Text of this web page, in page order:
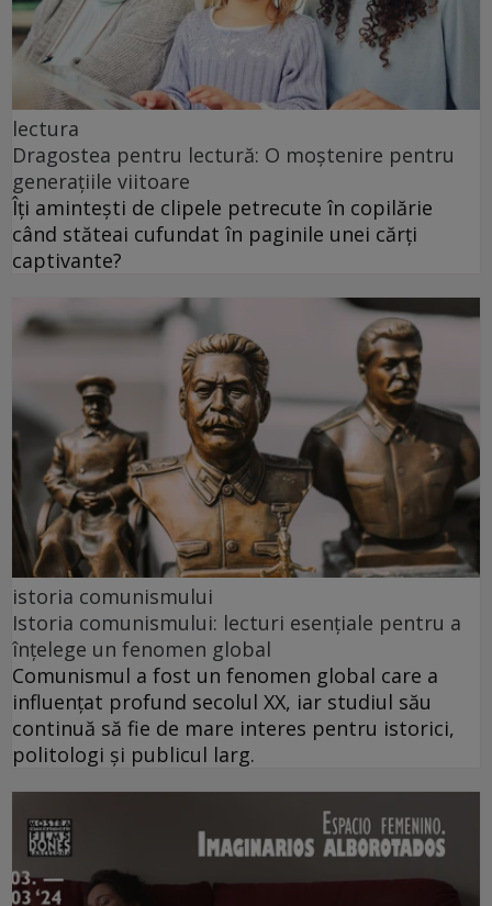
lectura
Dragostea pentru lectură: O moștenire pentru
generațiile viitoare
Îți amintești de clipele petrecute în copilărie
când stăteai cufundat în paginile unei cărți
captivante?
istoria comunismului
Istoria comunismului: lecturi esențiale pentru a
înțelege un fenomen global
Comunismul a fost un fenomen global care a
influențat profund secolul XX, iar studiul său
continuă să fie de mare interes pentru istorici,
politologi și publicul larg.